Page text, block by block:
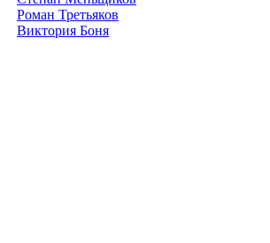
Роман Третьяков
Виктория Боня